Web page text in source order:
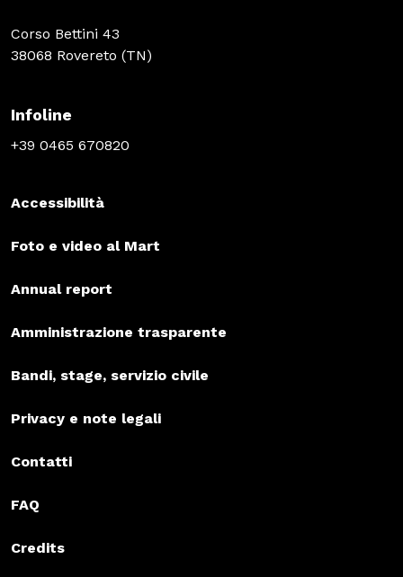
Corso Bettini 43
38068 Rovereto (TN)
Infoline
+39 0465 670820
Accessibilità
Foto e video al Mart
Annual report
Amministrazione trasparente
Bandi, stage, servizio civile
Privacy e note legali
Contatti
FAQ
Credits